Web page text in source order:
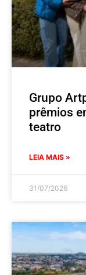
Grupo
prêmios
teatro
LEIA MAIS »
31/07/2026